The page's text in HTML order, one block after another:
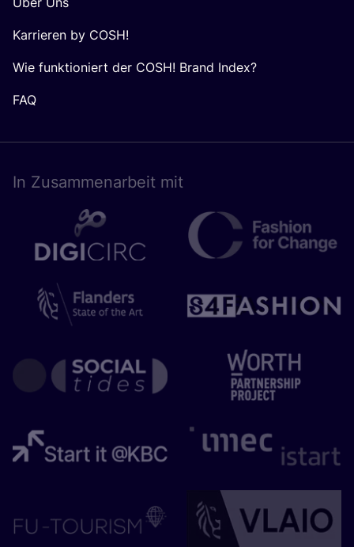
Karrieren by COSH!
Wie funktioniert der COSH! Brand Index?
FAQ
In Zusam­men­ar­beit mit